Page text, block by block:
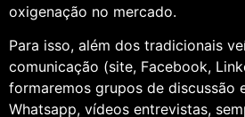
oxigenação no mercado.
Para isso, além dos tradicionais
comunicação (site, Facebook,
formaremos grupos de discussão
Whatsapp, vídeos entrevistas,